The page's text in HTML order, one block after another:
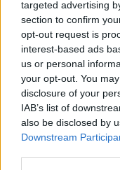
targeted advertising
section to confirm
opt-out request is
interest-based ads
us or personal
your opt-out. You
disclosure of your
IAB’s list of
also be disclosed by
Downstream
Πατρίς Σπορ